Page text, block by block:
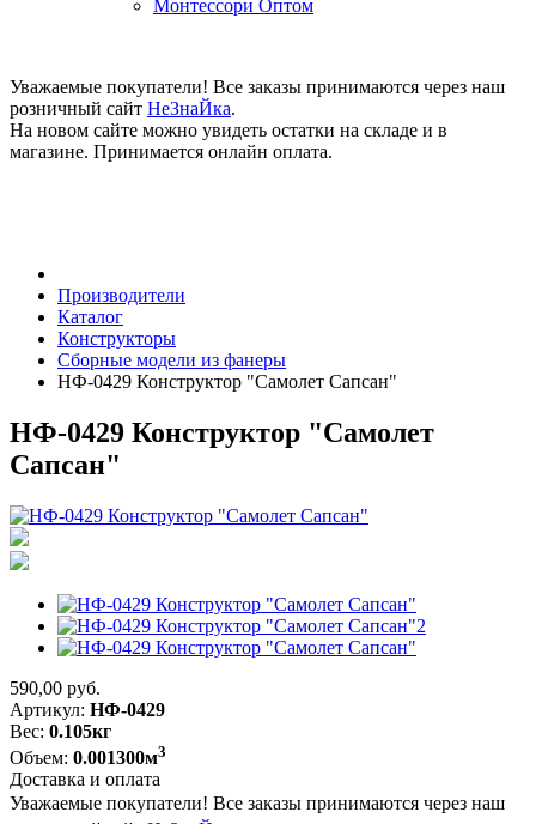
Монтессори Оптом
Уважаемые покупатели! Все заказы принимаются через наш
розничный сайт НеЗнаЙка.
На новом сайте можно увидеть остатки на складе и в
магазине. Принимается онлайн оплата.
Производители
Каталог
Конструкторы
Сборные модели из фанеры
НФ-0429 Конструктор "Самолет Сапсан"
НФ-0429 Конструктор "Самолет
Сапсан"
590,00 руб.
Артикул: НФ-0429
Вес: 0.105кг
Объем: 0.001300м3
Доставка и оплата
Уважаемые покупатели! Все заказы принимаются через наш